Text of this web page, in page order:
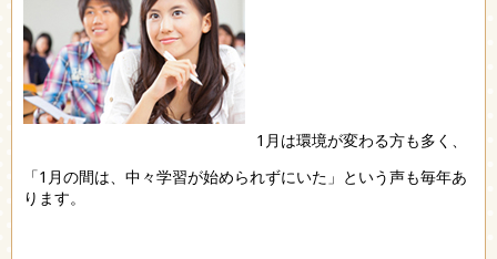
1月は環境が変わる方も多く、
「1月の間は、中々学習が始められずにいた」という声も毎年あ
ります。